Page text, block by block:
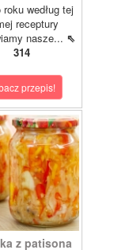
według tej
receptury
nasze... ⇖
314
przepis!
z patisona